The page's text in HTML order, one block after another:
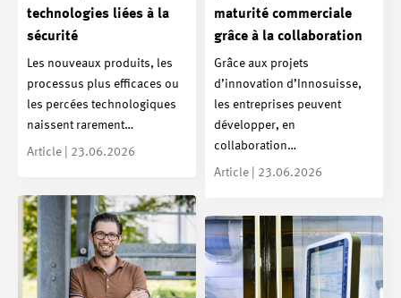
technologies liées à la
sécurité
Les nouveaux produits, les
processus plus efficaces ou
les percées technologiques
naissent rarement…
Article | 23.06.2026
maturité commerciale
grâce à la collaboration
Grâce aux projets
d’innovation d’Innosuisse,
les entreprises peuvent
développer, en
collaboration…
Article | 23.06.2026